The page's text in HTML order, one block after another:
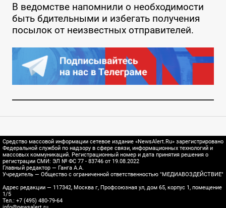
В ведомстве напомнили о необходимости
быть бдительными и избегать получения
посылок от неизвестных отправителей.
Средство массовой информации сетевое издание «NewsAlert.Ru» зарегистрировано
Федеральной службой по надзору в сфере связи, информационных технологий и
массовых коммуникаций. Регистрационный номер и дата принятия решения о
регистрации СМИ: ЭЛ № ФС 77 - 83746 от 19.08.2022
Главный редактор — Ганга А.А.
Учредитель — Общество с ограниченной ответственностью "МЕДИАВОЗДЕЙСТВИЕ"
Адрес редакции — 117342, Москва г, Профсоюзная ул, дом 65, корпус 1, помещение
1/5
Тел.: +7 (495) 480-79-64